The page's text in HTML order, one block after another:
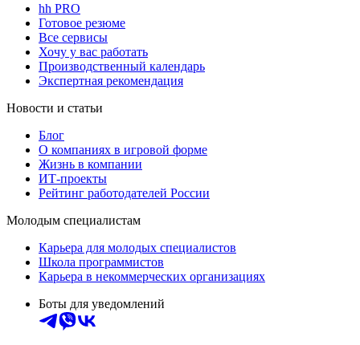
hh PRO
Готовое резюме
Все сервисы
Хочу у вас работать
Производственный календарь
Экспертная рекомендация
Новости и статьи
Блог
О компаниях в игровой форме
Жизнь в компании
ИТ-проекты
Рейтинг работодателей России
Молодым специалистам
Карьера для молодых специалистов
Школа программистов
Карьера в некоммерческих организациях
Боты для уведомлений